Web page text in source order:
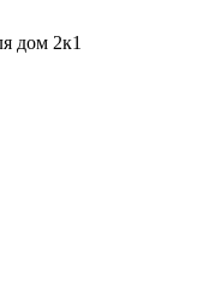
дом 2к1